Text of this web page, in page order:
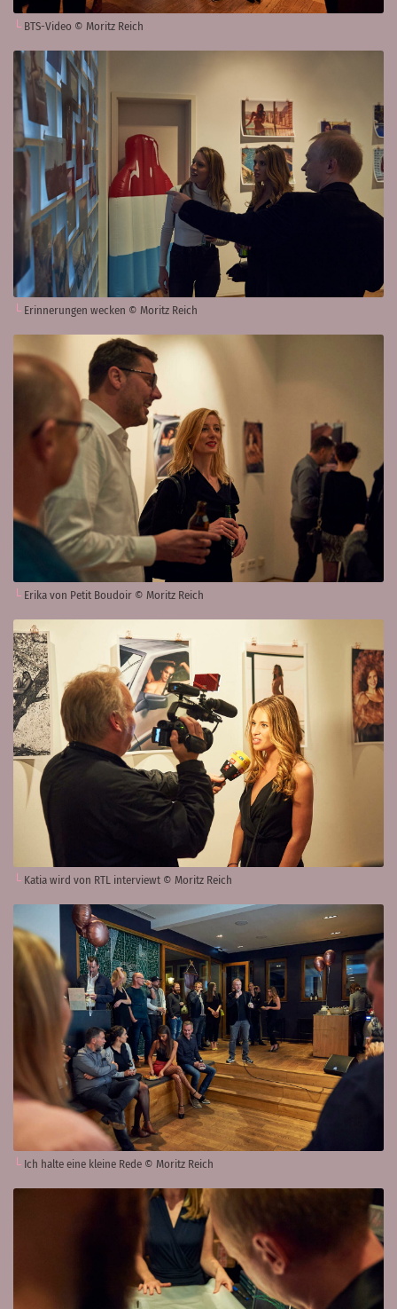
BTS-Video © Moritz Reich
Erinnerungen wecken © Moritz Reich
Erika von Petit Boudoir © Moritz Reich
Katia wird von RTL interviewt © Moritz Reich
Ich halte eine kleine Rede © Moritz Reich